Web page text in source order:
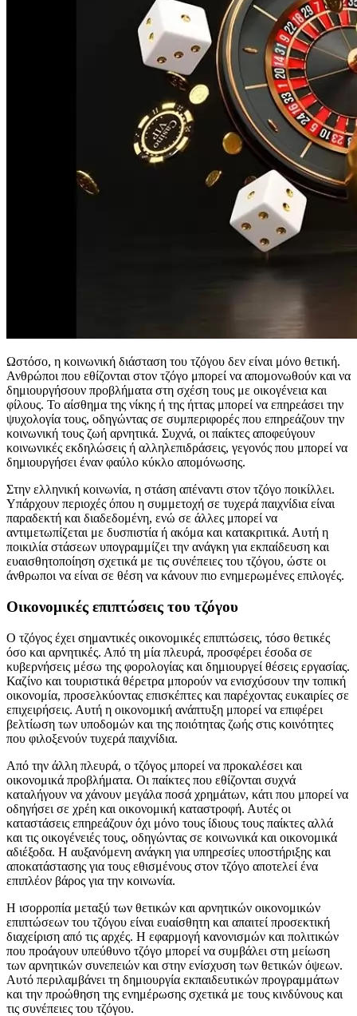
Ωστόσο, η κοινωνική διάσταση του τζόγου δεν είναι μόνο θετική.
Ανθρώποι που εθίζονται στον τζόγο μπορεί να απομονωθούν και να
δημιουργήσουν προβλήματα στη σχέση τους με οικογένεια και
φίλους. Το αίσθημα της νίκης ή της ήττας μπορεί να επηρεάσει την
ψυχολογία τους, οδηγώντας σε συμπεριφορές που επηρεάζουν την
κοινωνική τους ζωή αρνητικά. Συχνά, οι παίκτες αποφεύγουν
κοινωνικές εκδηλώσεις ή αλληλεπιδράσεις, γεγονός που μπορεί να
δημιουργήσει έναν φαύλο κύκλο απομόνωσης.
Στην ελληνική κοινωνία, η στάση απέναντι στον τζόγο ποικίλλει.
Υπάρχουν περιοχές όπου η συμμετοχή σε τυχερά παιχνίδια είναι
παραδεκτή και διαδεδομένη, ενώ σε άλλες μπορεί να
αντιμετωπίζεται με δυσπιστία ή ακόμα και κατακριτικά. Αυτή η
ποικιλία στάσεων υπογραμμίζει την ανάγκη για εκπαίδευση και
ευαισθητοποίηση σχετικά με τις συνέπειες του τζόγου, ώστε οι
άνθρωποι να είναι σε θέση να κάνουν πιο ενημερωμένες επιλογές.
Οικονομικές επιπτώσεις του τζόγου
Ο τζόγος έχει σημαντικές οικονομικές επιπτώσεις, τόσο θετικές
όσο και αρνητικές. Από τη μία πλευρά, προσφέρει έσοδα σε
κυβερνήσεις μέσω της φορολογίας και δημιουργεί θέσεις εργασίας.
Καζίνο και τουριστικά θέρετρα μπορούν να ενισχύσουν την τοπική
οικονομία, προσελκύοντας επισκέπτες και παρέχοντας ευκαιρίες σε
επιχειρήσεις. Αυτή η οικονομική ανάπτυξη μπορεί να επιφέρει
βελτίωση των υποδομών και της ποιότητας ζωής στις κοινότητες
που φιλοξενούν τυχερά παιχνίδια.
Από την άλλη πλευρά, ο τζόγος μπορεί να προκαλέσει και
οικονομικά προβλήματα. Οι παίκτες που εθίζονται συχνά
καταλήγουν να χάνουν μεγάλα ποσά χρημάτων, κάτι που μπορεί να
οδηγήσει σε χρέη και οικονομική καταστροφή. Αυτές οι
καταστάσεις επηρεάζουν όχι μόνο τους ίδιους τους παίκτες αλλά
και τις οικογένειές τους, οδηγώντας σε κοινωνικά και οικονομικά
αδιέξοδα. Η αυξανόμενη ανάγκη για υπηρεσίες υποστήριξης και
αποκατάστασης για τους εθισμένους στον τζόγο αποτελεί ένα
επιπλέον βάρος για την κοινωνία.
Η ισορροπία μεταξύ των θετικών και αρνητικών οικονομικών
επιπτώσεων του τζόγου είναι ευαίσθητη και απαιτεί προσεκτική
διαχείριση από τις αρχές. Η εφαρμογή κανονισμών και πολιτικών
που προάγουν υπεύθυνο τζόγο μπορεί να συμβάλει στη μείωση
των αρνητικών συνεπειών και στην ενίσχυση των θετικών όψεων.
Αυτό περιλαμβάνει τη δημιουργία εκπαιδευτικών προγραμμάτων
και την προώθηση της ενημέρωσης σχετικά με τους κινδύνους και
τις συνέπειες του τζόγου.